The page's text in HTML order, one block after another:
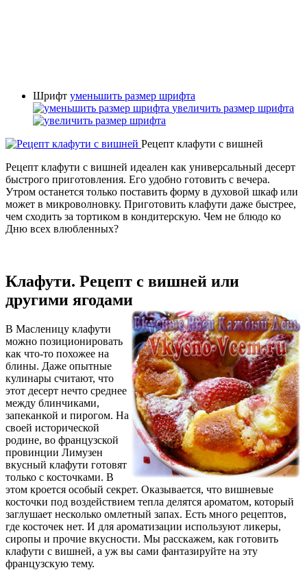
Шрифт уменьшить размер шрифта
увеличить размер шрифта
Рецепт клафути с вишней
Рецепт клафути с вишней идеален как универсальный десерт
быстрого приготовления. Его удобно готовить с вечера.
Утром останется только поставить форму в духовой шкаф или
может в микроволновку. Приготовить клафути даже быстрее,
чем сходить за тортиком в кондитерскую. Чем не блюдо ко
Дню всех влюбленных?
Клафути. Рецепт с вишней или
другими ягодами
В Масленицу клафути
можно позиционировать
как что-то похожее на
блины. Даже опытные
кулинары считают, что
этот десерт нечто среднее
между блинчиками,
запеканкой и пирогом. На
своей исторической
родине, во французской
провинции Лимузен
вкусный клафути готовят
только с косточками. В
этом кроется особый секрет. Оказывается, что вишневые
косточки под воздействием тепла делятся ароматом, который
заглушает несколько омлетный запах. Есть много рецептов,
где косточек нет. И для ароматизации используют ликеры,
сиропы и прочие вкусности. Мы расскажем, как готовить
клафути с вишней, а уж вы сами фантазируйте на эту
французскую тему.